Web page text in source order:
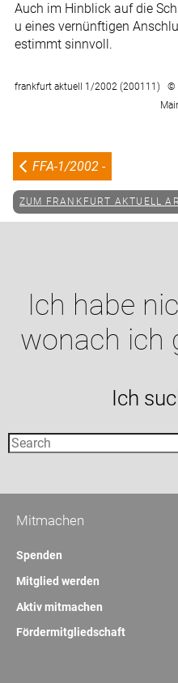
Auch im Hinblick auf die
u eines vernünftigen
estimmt sinnvoll.
frankfurt aktuell 1/2002 (200111) ©
FFA-1/2002 -
ZUM FRANKFURT AKTUELL
Ich habe
wonach ich
Ich
Mitmachen
Spenden
Mitglied werden
Aktiv mitmachen
Fördermitgliedschaft